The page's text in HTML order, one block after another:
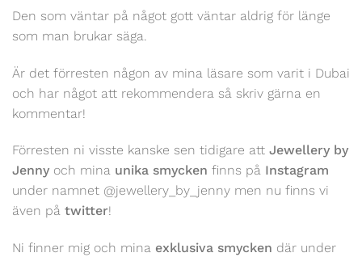
Den som väntar på något gott väntar aldrig för länge
som man brukar säga.
Är det förresten någon av mina läsare som varit i Dubai
och har något att rekommendera så skriv gärna en
kommentar!
Förresten ni visste kanske sen tidigare att Jewellery by
Jenny och mina unika smycken finns på Instagram
under namnet @jewellery_by_jenny men nu finns vi
även på twitter!
Ni finner mig och mina exklusiva smycken där under